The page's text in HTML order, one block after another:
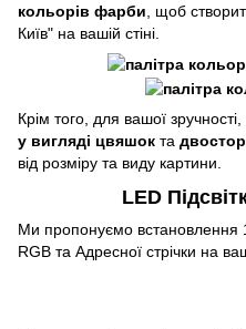
кольорів фарби , щоб
Київ" на вашій стіні.
Крім того, для вашої зручності,
у вигляді цвяшок та
від розміру та виду картини.
LED
Ми пропонуємо встановлення
RGB та Адресної стрічки на